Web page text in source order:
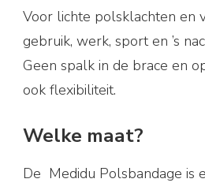
Voor lichte polsklachten en
gebruik, werk, sport en ’s
Geen spalk in de brace en
ook flexibiliteit.
Welke maat?
De Medidu Polsbandage is